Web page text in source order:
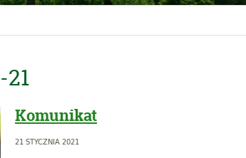
21
Komunikat
21 STYCZNIA 2021